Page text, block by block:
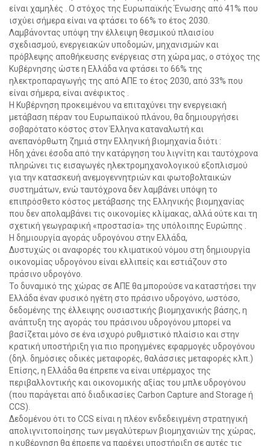
είναι χαμηλές . Ο στόχος της Ευρωπαϊκής Ένωσης από 41% που
ισχύει σήμερα είναι να φτάσει το 66% το έτος 2030.
Λαμβάνοντας υπόψη την έλλειψη θεσμικού πλαισίου
σχεδιασμού, ενεργειακών υποδομών, μηχανισμών και
πρόβλεψης αποθήκευσης ενέργειας στη χώρα μας, ο στόχος της
Κυβέρνησης ώστε η Ελλάδα να φτάσει το 66% της
ηλεκτροπαραγωγής της από ΑΠΕ το έτος 2030, από 33% που
είναι σήμερα, είναι ανέφικτος .
Η Κυβέρνηση προκειμένου να επιταχύνει την ενεργειακή
μετάβαση πέραν του Ευρωπαϊκού πλάνου, θα δημιουργήσει
σοβαρότατο κόστος στον Έλληνα καταναλωτή και
ανεπανόρθωτη ζημιά στην Ελληνική βιομηχανία διότι :
Hδη χάνει έσοδα από την κατάργηση του λιγνίτη και ταυτόχρονα
πληρώνει τις εισαγωγές ηλεκτρομηχανολογικού εξοπλισμού
για την κατασκευή ανεμογεννητριών και φωτοβολταικών
συστημάτων, ενώ ταυτόχρονα δεν λαμβάνει υπόψη το
επιπρόσθετο κόστος μετάβασης της Ελληνικής βιομηχανίας
που δεν απολαμβάνει τις οικονομίες κλίμακας, αλλά ούτε και τη
σχετική γεωγραφική «προστασία» της υπόλοιπης Ευρώπης .
Η δημιουργία αγοράς υδρογόνου στην Ελλάδα,
Δυστυχώς οι αναφορές του κλιματικού νόμου στη δημιουργία
οικονομίας υδρογόνου είναι ελλιπείς και εστιάζουν στο
πράσινο υδρογόνο.
Το δυναμικό της χώρας σε ΑΠΕ θα μπορούσε να καταστήσει την
Ελλάδα έναν φυσικό ηγέτη στο πράσινο υδρογόνο, ωστόσο,
δεδομένης της έλλειψης ουσιαστικής βιομηχανικής βάσης, η
ανάπτυξη της αγοράς του πράσινου υδρογόνου μπορεί να
βασίζεται μόνο σε ένα ισχυρό ρυθμιστικό πλαίσιο και στην
κρατική υποστήριξη για πιο προηγμένες εφαρμογές υδρογόνου
(δηλ. δημόσιες οδικές μεταφορές, θαλάσσιες μεταφορές κλπ.)
Επίσης, η Ελλάδα θα έπρεπε να είναι υπέρμαχος της
περιβαλλοντικής και οικονομικής αξίας του μπλε υδρογόνου
(που παράγεται από διαδικασίες Carbon Capture and Storage ή
CCS).
Δεδομένου ότι το CCS είναι η πλέον ενδεδειγμένη στρατηγική
απολιγνιτοποίησης των μεγαλύτερων βιομηχανιών της χώρας,
η κυβέρνηση θα έπρεπε να παρέχει υποστήριξη σε αυτές τις